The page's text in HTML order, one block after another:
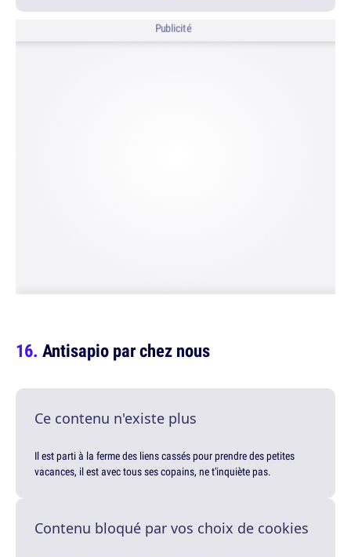
Publicité
Antisapio par chez nous
Ce contenu n'existe plus
Il est parti à la ferme des liens cassés pour prendre des petites
vacances, il est avec tous ses copains, ne t'inquiète pas.
Contenu bloqué par vos choix de cookies